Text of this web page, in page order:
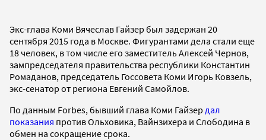
Экс-глава Коми Вячеслав Гайзер был задержан 20
сентября 2015 года в Москве. Фигурантами дела стали еще
18 человек, в том числе его заместитель Алексей Чернов,
зампредседателя правительства республики Константин
Ромаданов, председатель Госсовета Коми Игорь Ковзель,
экс-сенатор от региона Евгений Самойлов.
По данным Forbes, бывший глава Коми Гайзер дал
показания против Ольховика, Вайнзихера и Слободина в
обмен на сокращение срока.